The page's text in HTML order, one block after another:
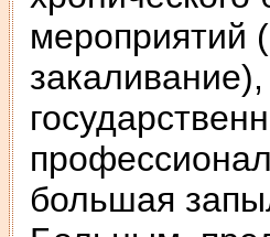
мероприятий
большая